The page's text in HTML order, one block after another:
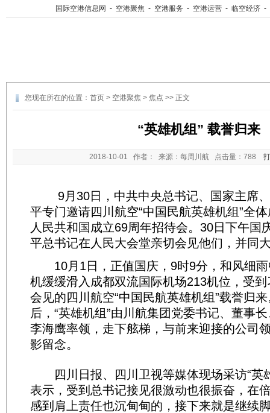
国际空港信息网 - 空港聚焦 - 空港服务 - 空港运营 - 临空经济 -
您现在所在的位置： 首页 > 空港聚焦 > 焦点 >> 正文
“英雄机组” 载誉归来
2018-10-01 作者： 来源：每周川航 点击量： 788
9月30日，中共中央总书记、国家主席、
平专门邀请四川航空“中国民航英雄机组”全
人民共和国成立69周年招待会。30日下午国
平总书记在人民大会堂亲切会见他们，并同
10月1日，正值国庆，9时9分，和风细雨
机缓缓滑入成都双流国际机场213机位，受
会见的四川航空“中国民航英雄机组”载誉归
后，“英雄机组”由川航集团党委书记、董事
李海鹰率领，走下舷梯，与前来迎接的公司
影留念。
四川日报、四川卫视等媒体现场采访“英
表示，受到总书记接见很激动也很振奋，在
感到肩上责任也沉甸甸的，接下来就是继续